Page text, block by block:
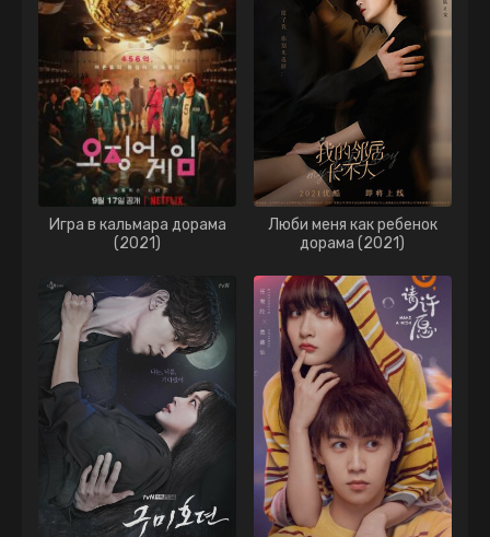
Игра в кальмара дорама
(2021)
Люби меня как ребенок
дорама (2021)